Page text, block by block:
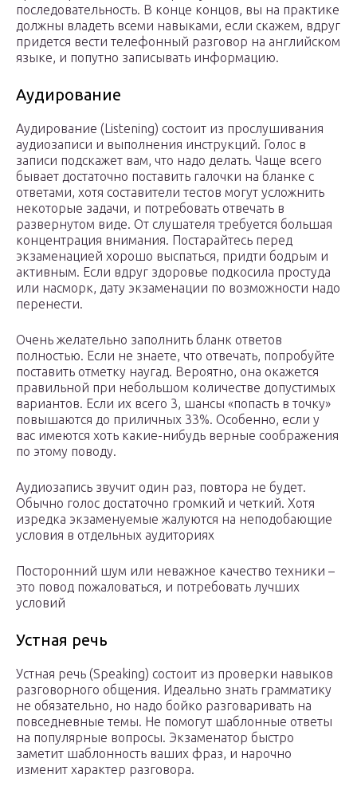
последовательность. В конце концов, вы на практике
должны владеть всеми навыками, если скажем, вдруг
придется вести телефонный разговор на английском
языке, и попутно записывать информацию.
Аудирование
Аудирование (Listening) состоит из прослушивания
аудиозаписи и выполнения инструкций. Голос в
записи подскажет вам, что надо делать. Чаще всего
бывает достаточно поставить галочки на бланке с
ответами, хотя составители тестов могут усложнить
некоторые задачи, и потребовать отвечать в
развернутом виде. От слушателя требуется большая
концентрация внимания. Постарайтесь перед
экзаменацией хорошо выспаться, придти бодрым и
активным. Если вдруг здоровье подкосила простуда
или насморк, дату экзаменации по возможности надо
перенести.
Очень желательно заполнить бланк ответов
полностью. Если не знаете, что отвечать, попробуйте
поставить отметку наугад. Вероятно, она окажется
правильной при небольшом количестве допустимых
вариантов. Если их всего 3, шансы «попасть в точку»
повышаются до приличных 33%. Особенно, если у
вас имеются хоть какие-нибудь верные соображения
по этому поводу.
Аудиозапись звучит один раз, повтора не будет.
Обычно голос достаточно громкий и четкий. Хотя
изредка экзаменуемые жалуются на неподобающие
условия в отдельных аудиториях
Посторонний шум или неважное качество техники –
это повод пожаловаться, и потребовать лучших
условий
Устная речь
Устная речь (Speaking) состоит из проверки навыков
разговорного общения. Идеально знать грамматику
не обязательно, но надо бойко разговаривать на
повседневные темы. Не помогут шаблонные ответы
на популярные вопросы. Экзаменатор быстро
заметит шаблонность ваших фраз, и нарочно
изменит характер разговора.